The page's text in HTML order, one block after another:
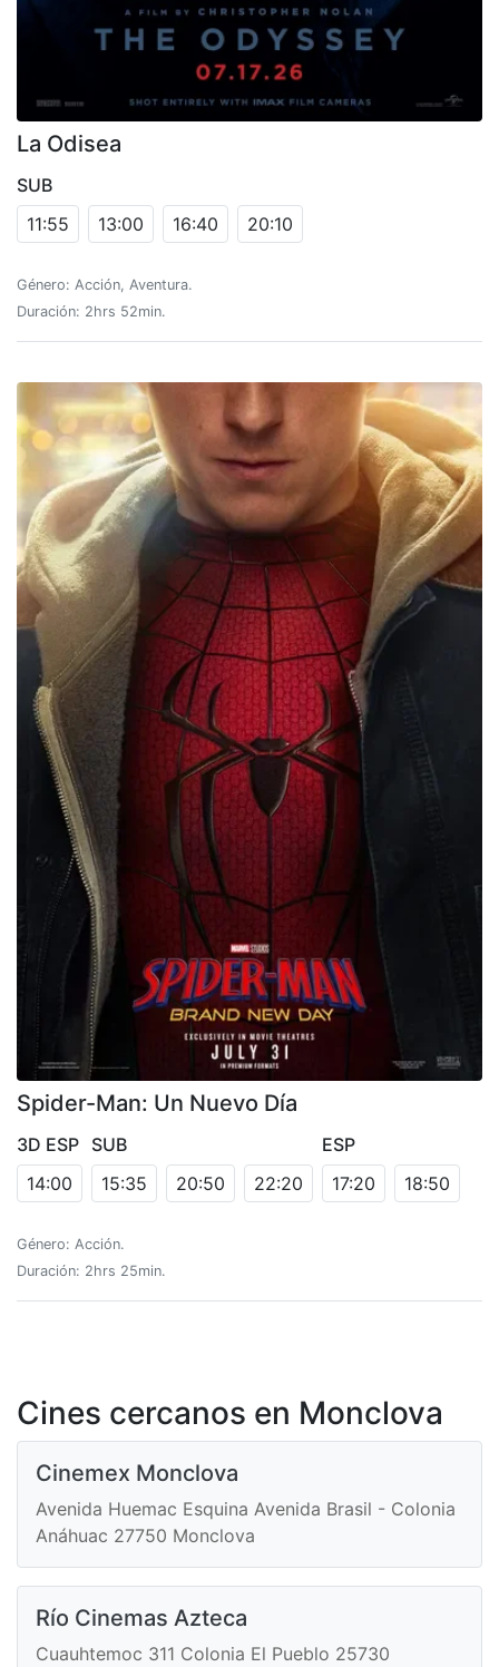
La Odisea
SUB
11:55
13:00 16:40 20:10
Género: Acción, Aventura.
Duración: 2hrs 52min.
Spider-Man: Un Nuevo Día
3D ESP
14:00
SUB
15:35
20:50 22:20
ESP
17:20
18:50
Género: Acción.
Duración: 2hrs 25min.
Cines cercanos en Monclova
Cinemex Monclova
Avenida Huemac Esquina Avenida Brasil - Colonia
Anáhuac 27750 Monclova
Río Cinemas Azteca
Cuauhtemoc 311 Colonia El Pueblo 25730